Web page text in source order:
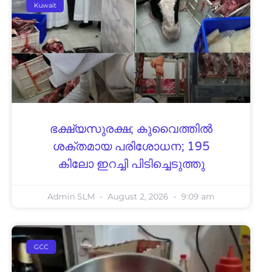
Kuwait
ഭക്ഷ്യസുരക്ഷ; കുവൈത്തിൽ
ശക്തമായ പരിശോധന; 195
കിലോ ഇറച്ചി പിടിച്ചെടുത്തു
Admin SLM August 2, 2026 9:09 am
GCC